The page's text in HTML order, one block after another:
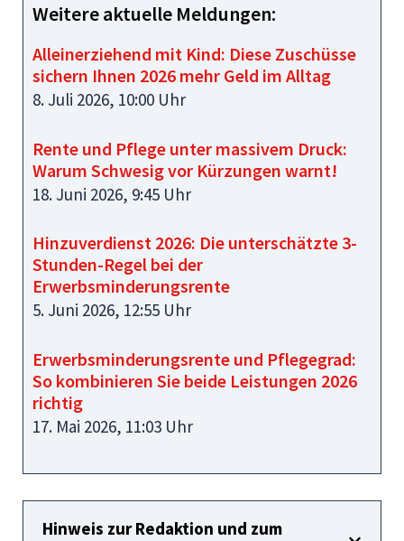
Weitere aktuelle Meldungen:
Alleinerziehend mit Kind: Diese Zuschüsse
sichern Ihnen 2026 mehr Geld im Alltag
8. Juli 2026, 10:00 Uhr
Rente und Pflege unter massivem Druck:
Warum Schwesig vor Kürzungen warnt!
18. Juni 2026, 9:45 Uhr
Hinzuverdienst 2026: Die unterschätzte 3-
Stunden-Regel bei der
Erwerbsminderungsrente
5. Juni 2026, 12:55 Uhr
Erwerbsminderungsrente und Pflegegrad:
So kombinieren Sie beide Leistungen 2026
richtig
17. Mai 2026, 11:03 Uhr
Hinweis zur Redaktion und zum